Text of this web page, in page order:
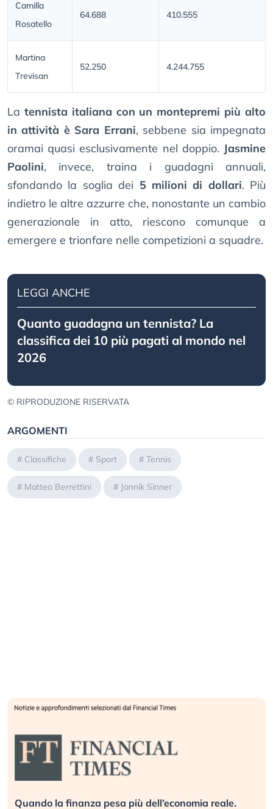
Camilla
Rosatello
64.688 410.555
Martina
Trevisan
52.250 4.244.755
La tennista italiana con un montepremi più alto
in attività è Sara Errani, sebbene sia impegnata
oramai quasi esclusivamente nel doppio. Jasmine
Paolini, invece, traina i guadagni annuali,
sfondando la soglia dei 5 milioni di dollari. Più
indietro le altre azzurre che, nonostante un cambio
generazionale in atto, riescono comunque a
emergere e trionfare nelle competizioni a squadre.
LEGGI ANCHE
Quanto guadagna un tennista? La
classifica dei 10 più pagati al mondo nel
2026
© RIPRODUZIONE RISERVATA
ARGOMENTI
# Classifiche # Sport # Tennis
# Matteo Berrettini # Jannik Sinner
Quando la finanza pesa più dell’economia reale.